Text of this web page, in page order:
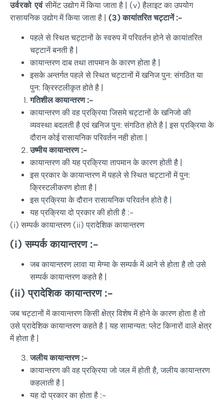
उर्वरको एवंसीमेंट उद्योग में किया जाता है | (v) हैलाइट का उपयोग
रासायनिक उद्योग में किया जाता है | (3)कायांतरित चट्टानें:-
पहले से स्थित चट्टानों के स्वरुप में परिवर्तन होने से कायांतरित
चट्टानें बनती है |
कायान्तरण दाब तथा तापमान के कारण होता है |
इसके अन्तर्गत पहले से स्थित चट्टानों में खनिज पुन: संगठित या
पुन: क्रिस्टलीकृत होते है |
गतिशील कायान्तरण :-
कायान्तरण की वह प्रक्रिया जिसमे चट्टानों के खनिजो की
व्यवस्था बदलती है एवं खनिज पुन: संगठित होते है | इस प्रक्रिया के
दौरान कोई रासायनिक परिवर्तन नही होता |
उष्मीय कायान्तरण :-
कायान्तरण की यह प्रक्रिया तापमान के कारण होती है |
इस प्रकार के कायान्तरण में पहले से स्थित चट्टानों में पुन:
क्रिस्टलीकरण होता है |
इस प्रक्रिया के दौरान रासायनिक परिवर्तन होते है |
यह प्रक्रिया दो प्रकार की होती है :-
(i) सम्पर्क कायान्तरण (ii) प्रादेशिक कायान्तरण
(i)सम्पर्क कायान्तरण:-
जब कायान्तरण लावा या मेग्मा के सम्पर्क में आने से होता है तो उसे
सम्पर्क कायान्तरण कहते है |
(ii)प्रादेशिक कायान्तरण:-
जब चट्टानों में कायान्तरण किसी क्षेत्र विशेष में होने के कारण होता है तो
उसे प्रादेशिक कायान्तरण कहते है | यह सामान्यत: प्लेट किनारों वाले क्षेत्र
में होता है |
जलीय कायान्तरण:-
कायान्तरण की वह प्रक्रिया जो जल में होती है, जलीय कायान्तरण
कहलाती है |
यह दो प्रकार का होता है :-